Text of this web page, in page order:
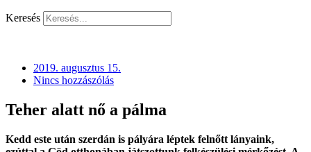
Keresés
2019. augusztus 15.
Nincs hozzászólás
Teher alatt nő a pálma
Kedd este után szerdán is pályára léptek felnőtt lányaink,